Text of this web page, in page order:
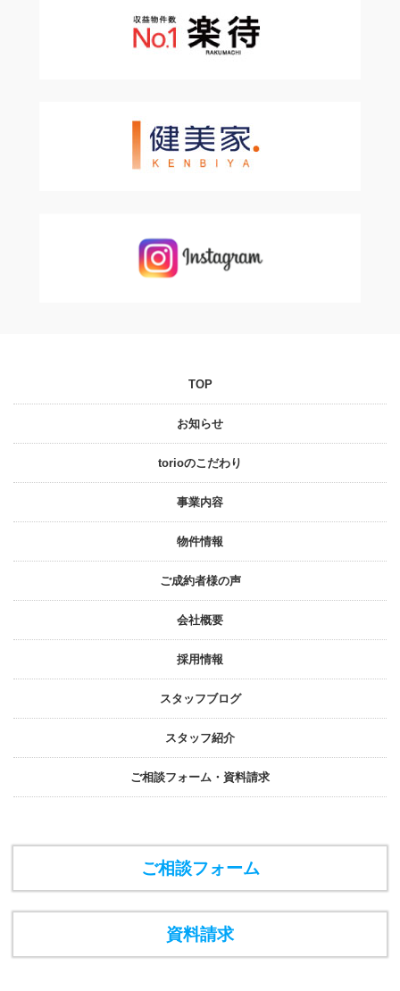
弊社の個人情報の取り扱いに関するお問い合せは下記までご
TEL.06-6343-1183
TOP
お知らせ
torioのこだわり
事業内容
物件情報
ご成約者様の声
会社概要
採⽤情報
スタッフブログ
スタッフ紹介
ご相談フォーム・資料請求
ご相談フォーム
資料請求